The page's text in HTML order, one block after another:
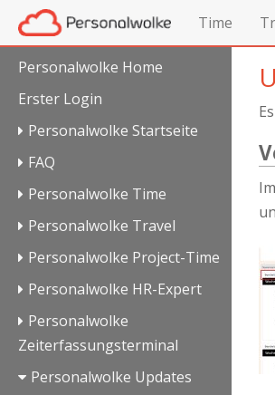
Time
Personalwolke Home
Erster Login
Personalwolke Startseite
FAQ
Personalwolke Time
Personalwolke Travel
Personalwolke Project-Time
Personalwolke HR-Expert
Personalwolke
Zeiterfassungsterminal
Personalwolke Updates